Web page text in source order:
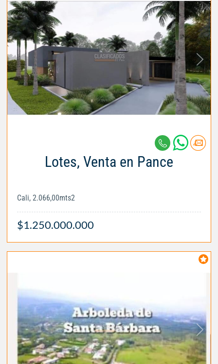
Lotes, Venta en Pance
Cali, 2.066,00mts2
$1.250.000.000